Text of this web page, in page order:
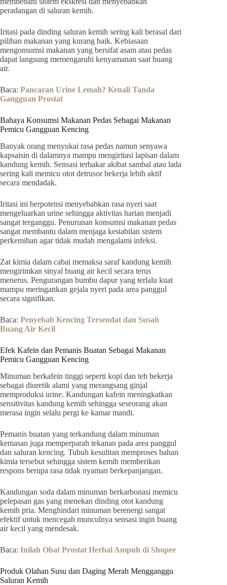
peradangan di saluran kemih.
Iritasi pada dinding saluran kemih sering kali berasal dari
pilihan makanan yang kurang baik. Kebiasaan
mengonsumsi makanan yang bersifat asam atau pedas
dapat langsung memengaruhi kenyamanan saat buang
air.
Baca: Pancaran Urine Lemah? Kenali Tanda
Gangguan Prostat
Bahaya Konsumsi Makanan Pedas Sebagai Makanan
Pemicu Gangguan Kencing
Banyak orang menyukai rasa pedas namun senyawa
kapsaisin di dalamnya mampu mengiritasi lapisan dalam
kandung kemih. Sensasi terbakar akibat sambal atau lada
sering kali memicu otot detrusor bekerja lebih aktif
secara mendadak.
Iritasi ini berpotensi menyebabkan rasa nyeri saat
mengeluarkan urine sehingga aktivitas harian menjadi
sangat terganggu. Penurunan konsumsi makanan pedas
sangat membantu dalam menjaga kestabilan sistem
perkemihan agar tidak mudah mengalami infeksi.
Zat kimia dalam cabai memaksa saraf kandung kemih
mengirimkan sinyal buang air kecil secara terus
menerus. Pengurangan bumbu dapur yang terlalu kuat
mampu meringankan gejala nyeri pada area panggul
secara signifikan.
Baca: Penyebab Kencing Tersendat dan Susah
Buang Air Kecil
Efek Kafein dan Pemanis Buatan Sebagai Makanan
Pemicu Gangguan Kencing
Minuman berkafein tinggi seperti kopi dan teh bekerja
sebagai diuretik alami yang merangsang ginjal
memproduksi urine. Kandungan kafein meningkatkan
sensitivitas kandung kemih sehingga seseorang akan
merasa ingin selalu pergi ke kamar mandi.
Pemanis buatan yang terkandung dalam minuman
kemasan juga memperparah tekanan pada area panggul
dan saluran kencing. Tubuh kesulitan memproses bahan
kimia tersebut sehingga sistem kemih memberikan
respons berupa rasa tidak nyaman berkepanjangan.
Kandungan soda dalam minuman berkarbonasi memicu
pelepasan gas yang menekan dinding otot kandung
kemih pria. Menghindari minuman berenergi sangat
efektif untuk mencegah munculnya sensasi ingin buang
air kecil yang mendesak.
Baca: Inilah Obat Prostat Herbal Ampuh di Shopee
Produk Olahan Susu dan Daging Merah Mengganggu
Saluran Kemih